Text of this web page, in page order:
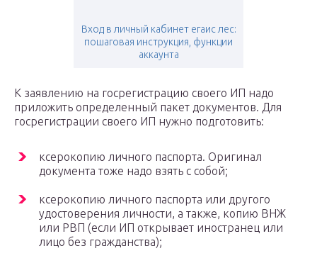
Вход в личный кабинет егаис лес:
пошаговая инструкция, функции
аккаунта
К заявлению на госрегистрацию своего ИП надо
приложить определенный пакет документов. Для
госрегистрации своего ИП нужно подготовить:
ксерокопию личного паспорта. Оригинал
документа тоже надо взять с собой;
ксерокопию личного паспорта или другого
удостоверения личности, а также, копию ВНЖ
или РВП (если ИП открывает иностранец или
лицо без гражданства);